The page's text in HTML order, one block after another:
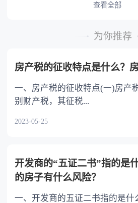
查看全部
为你推荐
房产税的征收特点是什么？
一、房产税的征收特点(一)房产
别财产税，其征税...
2023-05-25
开发商的“五证二书”指的是
的房子有什么风险？
一、开发商的五证二书指的是什